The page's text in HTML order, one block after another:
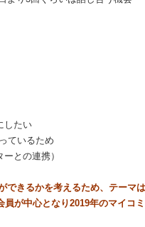
したい
ているため
との連携）
できるかを考えるため、テーマ
が中心となり2019年のマイコ